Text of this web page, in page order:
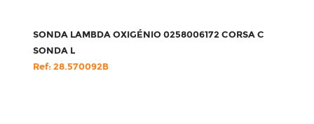
SONDA LAMBDA OXIGÉNIO 0258006172 CORSA C
SONDA L
Ref: 28.570092B